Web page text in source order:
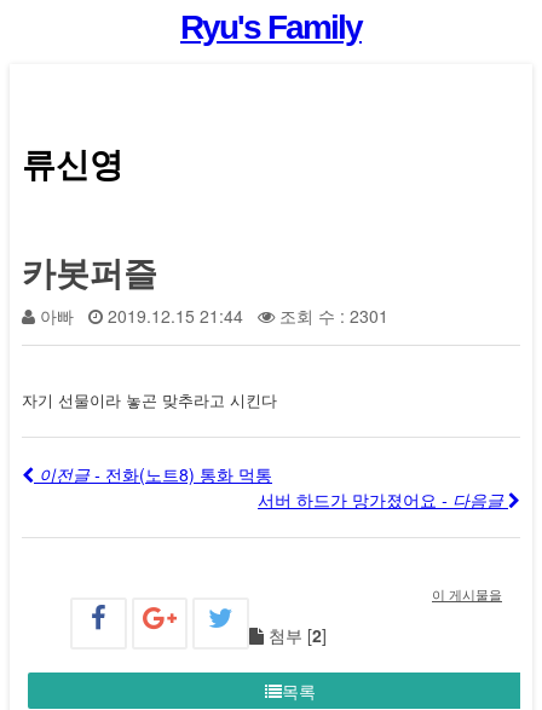
류신영
카봇퍼즐
아빠 2019.12.15 21:44 조회 수 : 2301
자기 선물이라 놓곤 맞추라고 시킨다
이전글 - 전화(노트8) 통화 먹통
서버 하드가 망가졌어요 - 다음글
이 게시물을
첨부 [2]
목록
Ryu's Family